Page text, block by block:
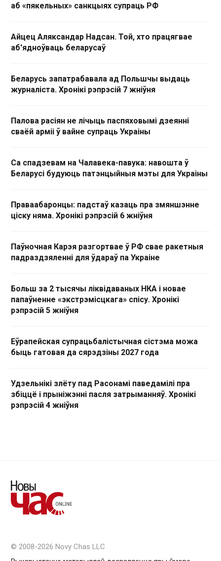
аб «пякельных» санкцыях супраць РФ
Айцец Аляксандар Надсан. Той, хто працягвае
аб'ядноўваць беларусаў
Беларусь запатрабавала ад Польшчы выдаць
журналіста. Хронікі рэпрэсій 7 жніўня
Палова расіян не лічыць паспяховымі дзеянні
сваёй арміі ў вайне супраць Украіны
Са спадзевам на Чалавека-павука: навошта ў
Беларусі будуюць патэнцыйныя мэты для Украіны
Праваабаронцы: падстаў казаць пра змяншэнне
ціску няма. Хронікі рэпрэсій 6 жніўня
Паўночная Карэя разгортвае ў РФ свае ракетныя
падраздзяленні для ўдараў па Украіне
Больш за 2 тысячы ліквідаваных НКА і новае
папаўненне «экстрэмісцкага» спісу. Хронікі
рэпрэсій 5 жніўня
Еўрапейская супрацьбалістычная сістэма можа
быць гатовая да сярэдзіны 2027 года
Удзельнікі злёту пад Расонамі паведамілі пра
збіццё і прыніжэнні пасля затрыманняў. Хронікі
рэпрэсій 4 жніўня
© 2008-2026 Novy Chas LLC